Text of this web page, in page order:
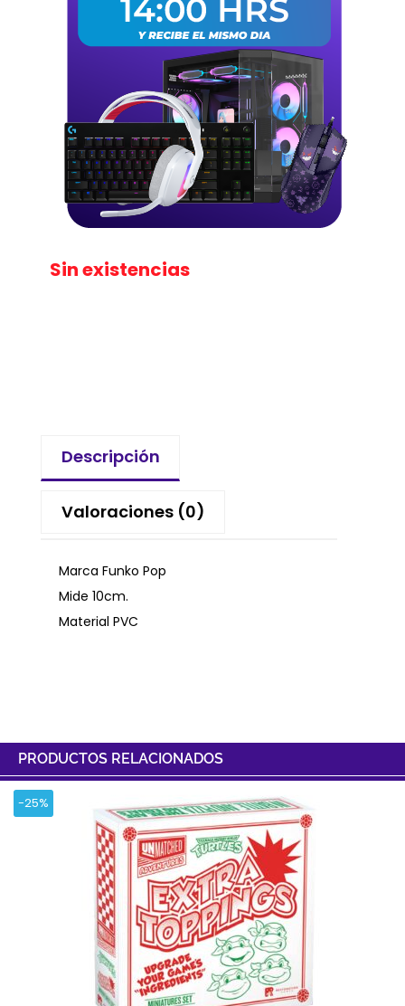
Sin existencias
Descripción
Valoraciones (0)
Marca Funko Pop
Mide 10cm.
Material PVC
PRODUCTOS RELACIONADOS
-25%